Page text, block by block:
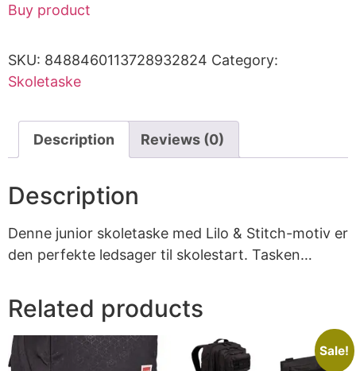
Buy product
SKU: 8488460113728932824 Category:
Skoletaske
Description Reviews (0)
Description
Denne junior skoletaske med Lilo & Stitch-motiv er
den perfekte ledsager til skolestart. Tasken…
Related products
Sale!